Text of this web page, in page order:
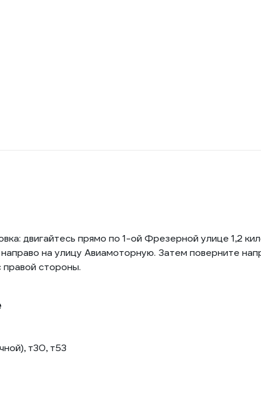
двигайтесь прямо по 1-ой Фрезерной улице 1,2
на улицу Авиамоторную. Затем поверните
стороны.
т30, т53